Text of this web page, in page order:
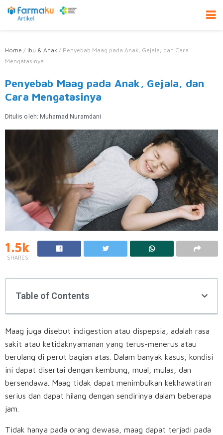
Home / Ibu & Anak / Penyebab Maag pada Anak, Gejala, dan Cara
Mengatasinya
Penyebab Maag pada Anak, Gejala, dan
Cara Mengatasinya
Ditulis oleh: Muhamad Nuramdani
1.5k
SHARES
Table of Contents
Maag juga disebut indigestion atau dispepsia, adalah rasa
sakit atau ketidaknyamanan yang terus-menerus atau
berulang di perut bagian atas. Dalam banyak kasus, kondisi
ini dapat disertai dengan kembung, mual, mulas, dan
bersendawa. Maag tidak dapat menimbulkan kekhawatiran
serius dan dapat hilang dengan sendirinya dalam beberapa
jam.
Tidak hanya pada orang dewasa, maag dapat terjadi pada